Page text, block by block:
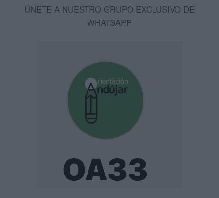
ÚNETE A NUESTRO GRUPO EXCLUSIVO DE
WHATSAPP